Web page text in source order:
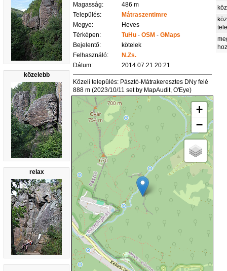
közelebb
relax
Magasság:
486 m
Település:
Mátraszentimre
Megye:
Heves
Térképen:
TuHu -OSM -GMaps
Bejelentő:
kötelek
Felhasználó:
N.Zs.
Dátum:
2014.07.21 20:21
Közeli település: Pásztó-Mátrakeresztes DNy felé
888 m (2023/10/11 set by MapAudit, O'Eye)
+
−